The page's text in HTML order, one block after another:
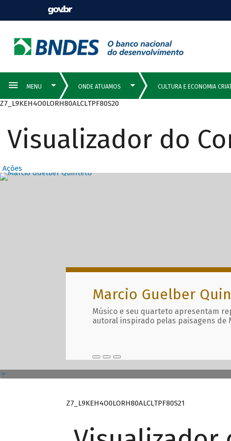
Z7_L9KEH4O0LORH80ALCLTPF80S20
Visualizador do
Ações
Destaques
Marcio Guelber
Músico e seu quarteto apresentam
autoral inspirado pelas paisagens de
Z7_L9KEH4O0LORH80ALCLTPF80S21